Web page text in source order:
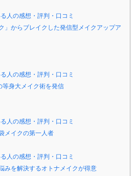
人の感想・評判・口コミ
」からブレイクした発信型メイクアップア
人の感想・評判・口コミ
身大メイク術を発信
人の感想・評判・口コミ
メイクの第一人者
人の感想・評判・口コミ
みを解決するオトナメイクが得意